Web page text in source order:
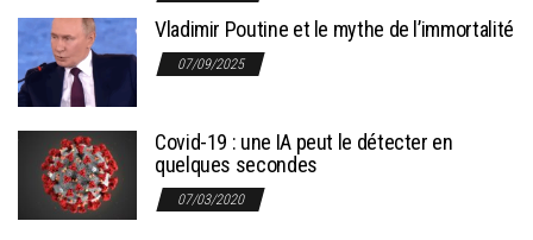
Vladimir Poutine et le mythe de l’immortalité
07/09/2025
Covid-19 : une IA peut le détecter en
quelques secondes
07/03/2020